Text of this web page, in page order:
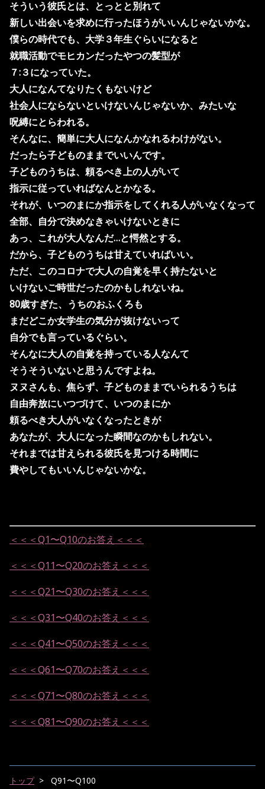
そういう彼氏とは、とっとと別れて
新しい出会いを求めに行ったほうがいいんじゃないかな。
僕らの時代でも、大学３年生ぐらいになると
就職活動でモヒカンだったやつの髪型が
７:３になっていた。
大人になんてなりたくもないけど
社会人にならないといけないんじゃないか、みたいな
呪縛にとらわれる。
そんなに、簡単に大人になんかなれるわけがない。
だったら子どものままでいいんです。
子どものうちは、頼るべき上の人がいて
指示に従っていればなんとかなる。
それが、いつのまにか指示をしてくれる人がいなくなって
全部、自分で決めなきゃいけないときに
あっ、これが大人なんだ…と愕然とする。
だから、子どものうちは甘えていればいい。
ただ、このコロナで大人の自覚を早く持たないと
いけないご時世だったのかもしれないね。
80歳すぎた、うちのおふくろも
まだどこか女学生の気分が抜けないって
自分でも言っているぐらい。
そんなに大人の自覚を持っている人なんて
そうそういないと思うんですよね。
ヌヌさんも、焦らず、子どものままでいられるうちは
自由奔放にいつづけて、いつのまにか
頼るべき大人がいなくなったときが
あなたが、大人になった瞬間なのかもしれない。
それまでは甘えられる彼氏を見つける時間に
費やしてもいいんじゃないかな。
＜＜＜Q1〜Q10のお答え＜＜＜
＜＜＜Q11〜Q20のお答え＜＜＜
＜＜＜Q21〜Q30のお答え＜＜＜
＜＜＜Q31〜Q40のお答え＜＜＜
＜＜＜Q41〜Q50のお答え＜＜＜
＜＜＜Q61〜Q70のお答え＜＜＜
＜＜＜Q71〜Q80のお答え＜＜＜
＜＜＜Q81〜Q90のお答え＜＜＜
トップ Q91〜Q100